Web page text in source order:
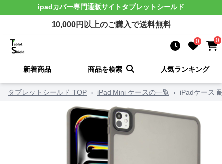
ipadカバー専門通販サイト タブレットシールド
10,000円以上のご購入で送料無料
0 0
新着商品 商品を検索 人気ランキング
タブレットシールド TOP › iPad Mini ケースの一覧 › iPadケース